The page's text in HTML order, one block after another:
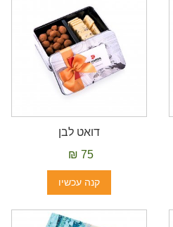
דואט לבן
75 ₪
קנה עכשיו